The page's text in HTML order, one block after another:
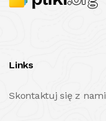
Links
Skontaktuj się z nami